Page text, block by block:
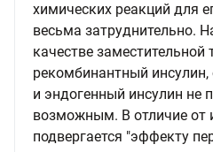
химических реакций для
весьма затруднительно.
качестве заместительной
рекомбинантный инсулин,
и эндогенный инсулин не
возможным. В отличие от
подвергается "эффекту